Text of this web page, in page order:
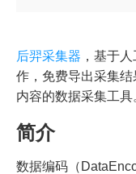
后羿采集器 ，基于
作，免费导出采集
内容的数据采集工具
简介
数据编码（